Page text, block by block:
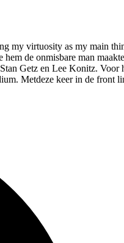
my virtuosity as my main
de onmisbare man
Getz en Lee Konitz. Voor
Metdeze keer in de front